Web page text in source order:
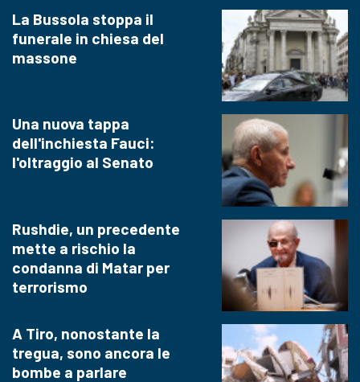
La Bussola stoppa il
funerale in chiesa del
massone
Una nuova tappa
dell'inchiesta Fauci:
l'oltraggio al Senato
Rushdie, un precedente
mette a rischio la
condanna di Matar per
terrorismo
A Tiro, nonostante la
tregua, sono ancora le
bombe a parlare